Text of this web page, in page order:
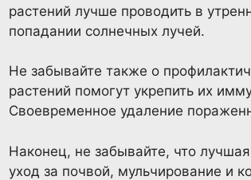
растений лучше проводить в
попадании солнечных лучей.
Не забывайте также о
растений помогут укрепить их
Своевременное удаление
Наконец, не забывайте, что
уход за почвой, мульчирование и